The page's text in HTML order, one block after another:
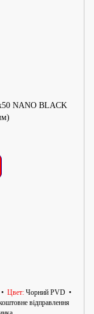
NANO BLACK
Цвет Чорний PVD
відправлення